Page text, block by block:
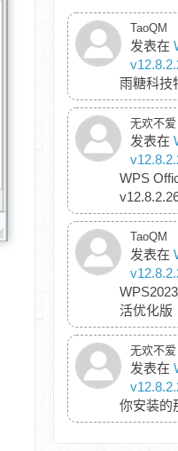
TaoQM
发表在
雨糖科技
无欢不爱
发表在
WPS
TaoQM
发表在
活优化版
无欢不爱
发表在
你安装的